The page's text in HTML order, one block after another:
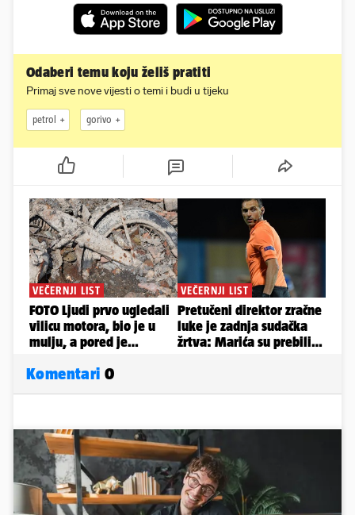
Odaberi temu koju želiš pratiti
Primaj sve nove vijesti o temi i budi u tijeku
petrol gorivo
Komentari 0